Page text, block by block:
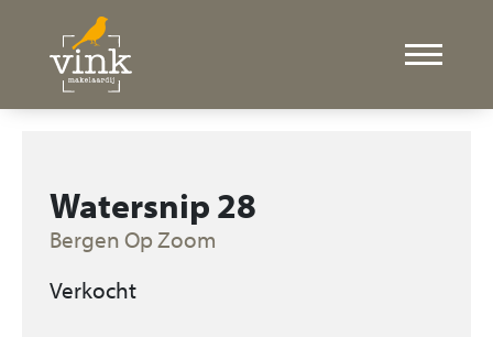
Watersnip 28
Bergen Op Zoom
Verkocht